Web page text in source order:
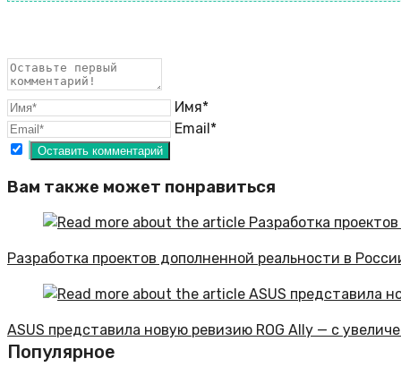
Имя*
Email*
Вам также может понравиться
Разработка проектов дополненной реальности в
ASUS представила новую ревизию ROG Ally — с
Популярное